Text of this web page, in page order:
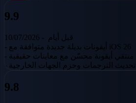
9.9
10/07/2026 - قبل أيام
- أيقونات بديلة جديدة متوافقة مع iOS 26
- منتقي أيقونة محسّن مع معاينات حقيقية
- تحديث الترجمات وحزم الجهات الخارجية
9.8